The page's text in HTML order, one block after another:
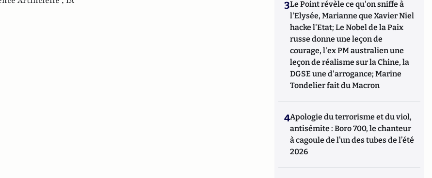
3Le Point révèle ce qu'on sniffe à
l'Elysée, Marianne que Xavier Niel
hacke l'Etat; Le Nobel de la Paix
russe donne une leçon de
courage, l'ex PM australien une
leçon de réalisme sur la Chine, la
DGSE une d'arrogance; Marine
Tondelier fait du Macron
4Apologie du terrorisme et du viol,
antisémite : Boro 700, le chanteur
à cagoule de l’un des tubes de l’été
2026